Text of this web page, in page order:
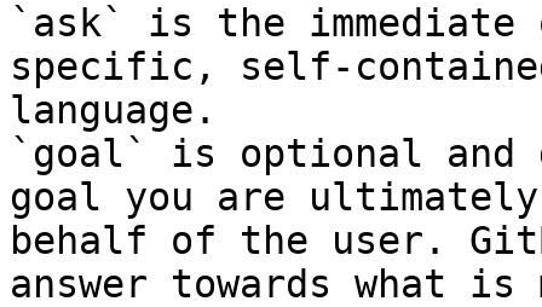
`ask` is the
specific, self-
language.
`goal` is optional and
goal you are
behalf of the user.
answer towards what